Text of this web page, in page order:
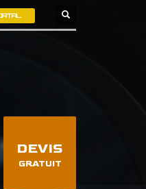
DEVIS
GRATUIT